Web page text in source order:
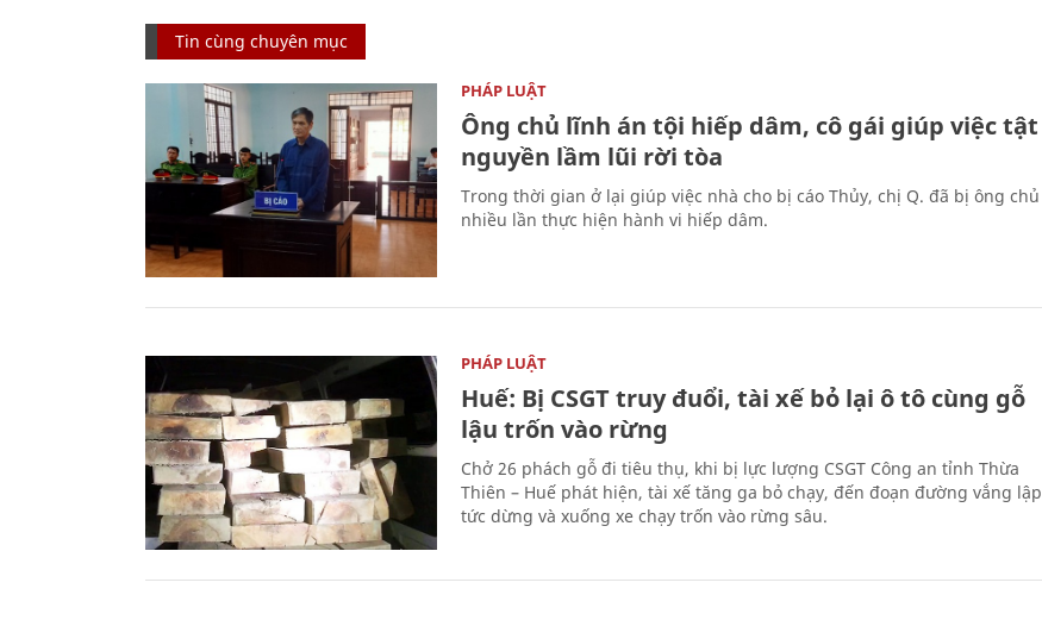
Tin cùng chuyên mục
PHÁP LUẬT
Ông chủ lĩnh án tội hiếp dâm, cô gái giúp việc tật
nguyền lầm lũi rời tòa
Trong thời gian ở lại giúp việc nhà cho bị cáo Thủy, chị Q. đã bị ông chủ
nhiều lần thực hiện hành vi hiếp dâm.
PHÁP LUẬT
Huế: Bị CSGT truy đuổi, tài xế bỏ lại ô tô cùng gỗ
lậu trốn vào rừng
Chở 26 phách gỗ đi tiêu thụ, khi bị lực lượng CSGT Công an tỉnh Thừa
Thiên – Huế phát hiện, tài xế tăng ga bỏ chạy, đến đoạn đường vắng lập
tức dừng và xuống xe chạy trốn vào rừng sâu.